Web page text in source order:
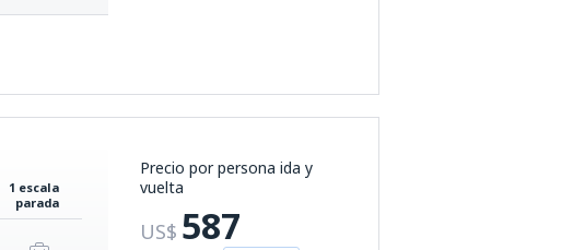
Precio por persona ida y
vuelta
US$ 587
1 escala
parada